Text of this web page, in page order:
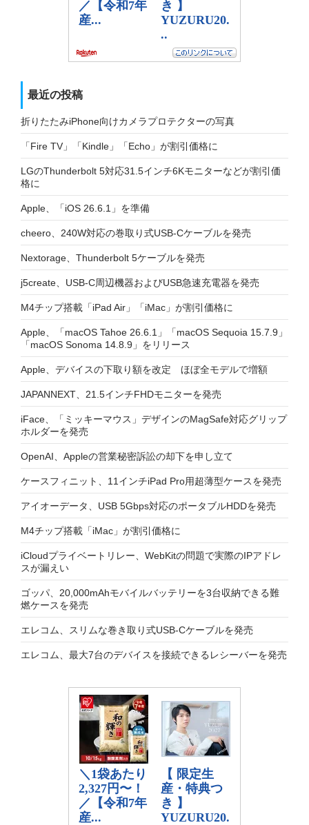
最近の投稿
折りたたみiPhone向けカメラプロテクターの写真
「Fire TV」「Kindle」「Echo」が割引価格に
LGのThunderbolt 5対応31.5インチ6Kモニターなどが割引価
格に
Apple、「iOS 26.6.1」を準備
cheero、240W対応の巻取り式USB-Cケーブルを発売
Nextorage、Thunderbolt 5ケーブルを発売
j5create、USB-C周辺機器およびUSB急速充電器を発売
M4チップ搭載「iPad Air」「iMac」が割引価格に
Apple、「macOS Tahoe 26.6.1」「macOS Sequoia 15.7.9」
「macOS Sonoma 14.8.9」をリリース
Apple、デバイスの下取り額を改定 ほぼ全モデルで増額
JAPANNEXT、21.5インチFHDモニターを発売
iFace、「ミッキーマウス」デザインのMagSafe対応グリップ
ホルダーを発売
OpenAI、Appleの営業秘密訴訟の却下を申し立て
ケースフィニット、11インチiPad Pro用超薄型ケースを発売
アイオーデータ、USB 5Gbps対応のポータブルHDDを発売
M4チップ搭載「iMac」が割引価格に
iCloudプライベートリレー、WebKitの問題で実際のIPアドレ
スが漏えい
ゴッパ、20,000mAhモバイルバッテリーを3台収納できる難
燃ケースを発売
エレコム、スリムな巻き取り式USB-Cケーブルを発売
エレコム、最大7台のデバイスを接続できるレシーバーを発売